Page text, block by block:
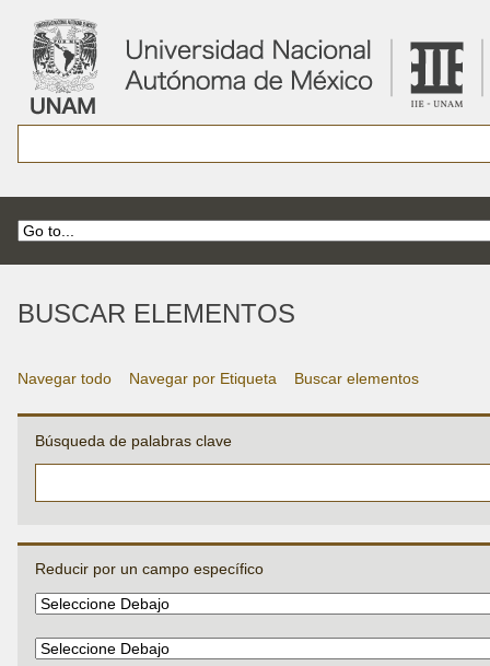
BUSCAR ELEMENTOS
Navegar todo Navegar por Etiqueta Buscar elementos
Búsqueda de palabras clave
Reducir por un campo específico